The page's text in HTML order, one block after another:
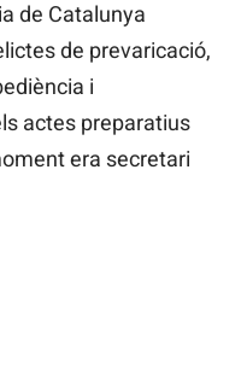
de Catalunya
de prevaricació,
i
actes preparatius
era secretari